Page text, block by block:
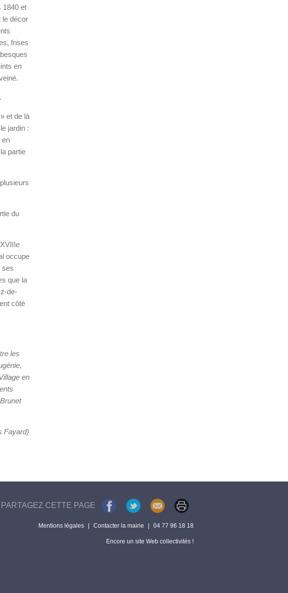
1840 et
le décor
frises
en
et de là
jardin :
en
partie
du
occupe
ses
que la
de-
côté
les
en
Fayard)
PARTAGEZ CETTE PAGE
Mentions légales Contacter la mairie 04 77 96 18 18
Encore un site Web collectivités !